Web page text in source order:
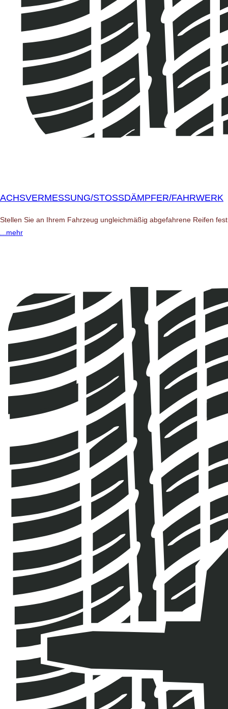
ACHSVERMESSUNG/STOSSDÄMPFER/FAHRWERK
Stellen Sie an Ihrem Fahrzeug ungleichmäßig abgefahrene Reifen
...mehr